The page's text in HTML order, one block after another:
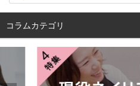
コラムカテゴリ